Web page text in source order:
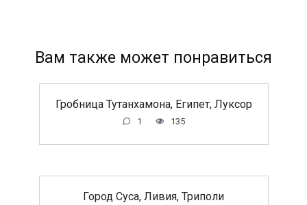
Вам также может понравиться
Гробница Тутанхамона, Египет, Луксор
1 135
Город Суса, Ливия, Триполи